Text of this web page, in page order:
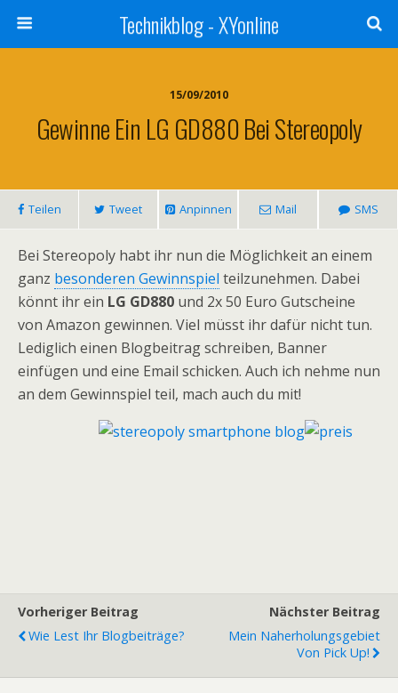
Technikblog - XYonline
15/09/2010
Gewinne Ein LG GD880 Bei Stereopoly
Teilen Tweet Anpinnen Mail SMS
Bei Stereopoly habt ihr nun die Möglichkeit an einem
ganz besonderen Gewinnspiel teilzunehmen. Dabei
könnt ihr ein LG GD880 und 2x 50 Euro Gutscheine
von Amazon gewinnen. Viel müsst ihr dafür nicht tun.
Lediglich einen Blogbeitrag schreiben, Banner
einfügen und eine Email schicken. Auch ich nehme nun
an dem Gewinnspiel teil, mach auch du mit!
Vorheriger Beitrag
Wie Lest Ihr Blogbeiträge?
Nächster Beitrag
Mein Naherholungsgebiet
Von Pick Up!